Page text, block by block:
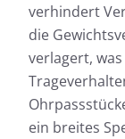
verhindert
die
verlagert,
ein breites